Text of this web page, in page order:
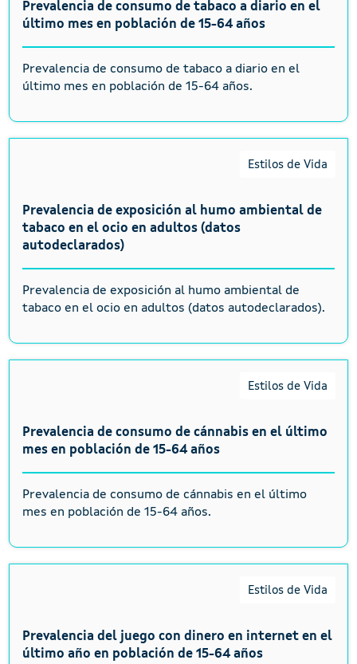
Prevalencia de consumo de tabaco a diario en el
último mes en población de 15-64 años
Prevalencia de consumo de tabaco a diario en el
último mes en población de 15-64 años.
Estilos de Vida
Prevalencia de exposición al humo ambiental de
tabaco en el ocio en adultos (datos
autodeclarados)
Prevalencia de exposición al humo ambiental de
tabaco en el ocio en adultos (datos autodeclarados).
Estilos de Vida
Prevalencia de consumo de cánnabis en el último
mes en población de 15-64 años
Prevalencia de consumo de cánnabis en el último
mes en población de 15-64 años.
Estilos de Vida
Prevalencia del juego con dinero en internet en el
último año en población de 15-64 años